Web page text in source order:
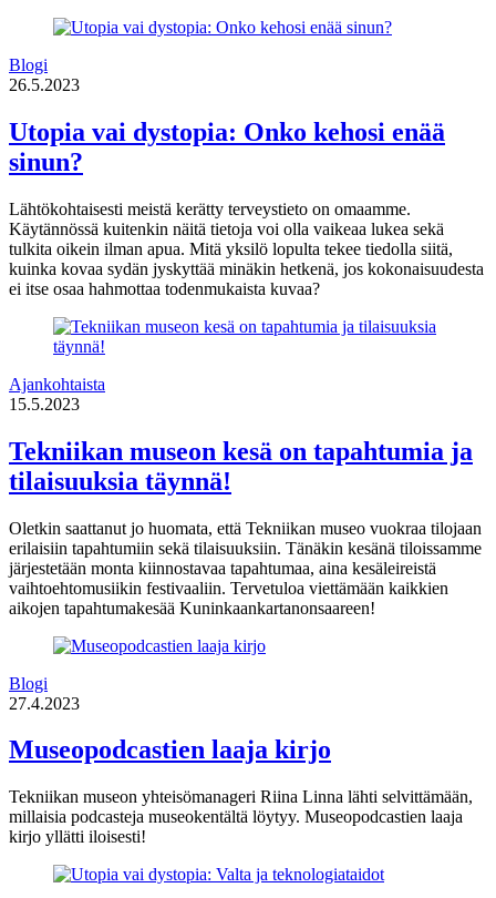
Blogi
26.5.2023
Utopia vai dystopia: Onko kehosi enää
sinun?
Lähtökohtaisesti meistä kerätty terveystieto on omaamme.
Käytännössä kuitenkin näitä tietoja voi olla vaikeaa lukea sekä
tulkita oikein ilman apua. Mitä yksilö lopulta tekee tiedolla siitä,
kuinka kovaa sydän jyskyttää minäkin hetkenä, jos kokonaisuudesta
ei itse osaa hahmottaa todenmukaista kuvaa?
Ajankohtaista
15.5.2023
Tekniikan museon kesä on tapahtumia ja
tilaisuuksia täynnä!
Oletkin saattanut jo huomata, että Tekniikan museo vuokraa tilojaan
erilaisiin tapahtumiin sekä tilaisuuksiin. Tänäkin kesänä tiloissamme
järjestetään monta kiinnostavaa tapahtumaa, aina kesäleireistä
vaihtoehtomusiikin festivaaliin. Tervetuloa viettämään kaikkien
aikojen tapahtumakesää Kuninkaankartanonsaareen!
Blogi
27.4.2023
Museopodcastien laaja kirjo
Tekniikan museon yhteisömanageri Riina Linna lähti selvittämään,
millaisia podcasteja museokentältä löytyy. Museopodcastien laaja
kirjo yllätti iloisesti!